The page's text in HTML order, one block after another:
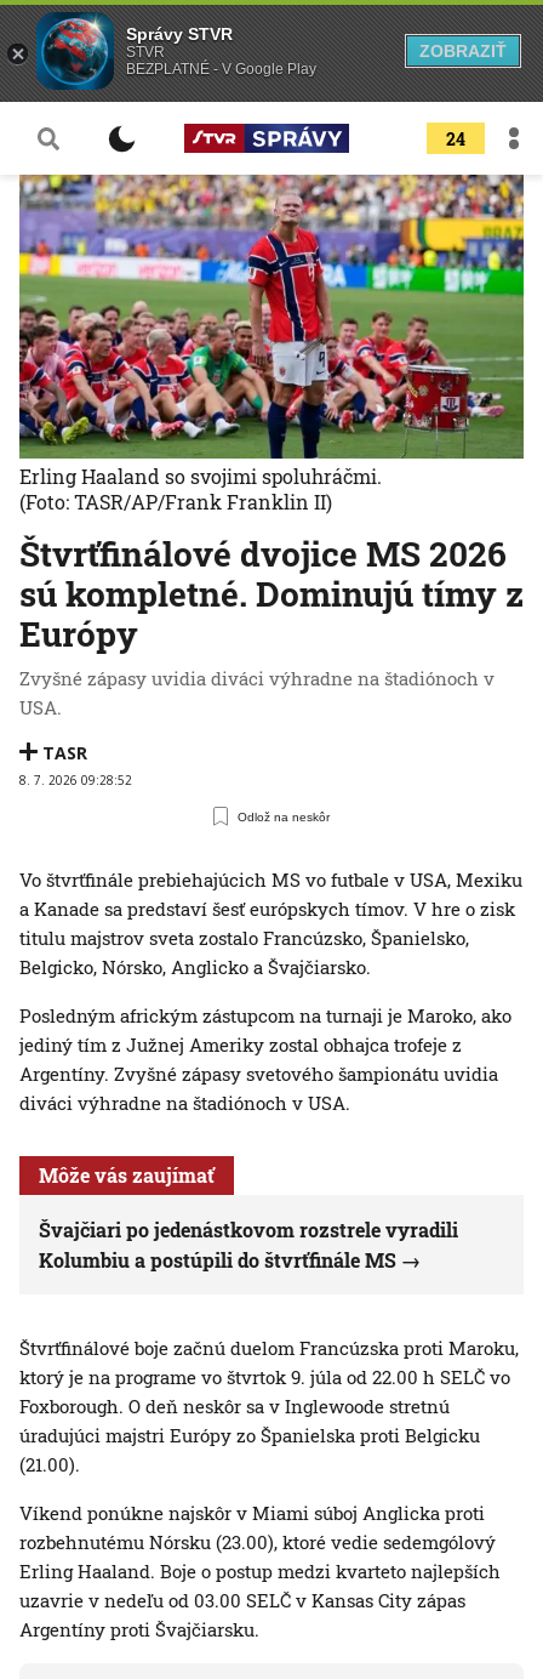
24
Štvrťfinálové dvojice MS 2026
sú kompletné. Dominujú tímy z
Európy
Zvyšné zápasy uvidia diváci výhradne na štadiónoch v
USA.
TASR
8. 7. 2026 09:28:52
Odlož na neskôr
Erling Haaland so svojimi spoluhráčmi.
(Foto: TASR/AP/Frank Franklin II)
Vo štvrťfinále prebiehajúcich MS vo futbale v USA, Mexiku
a Kanade sa predstaví šesť európskych tímov. V hre o zisk
titulu majstrov sveta zostalo Francúzsko, Španielsko,
Belgicko, Nórsko, Anglicko a Švajčiarsko.
Posledným africkým zástupcom na turnaji je Maroko, ako
jediný tím z Južnej Ameriky zostal obhajca trofeje z
Argentíny. Zvyšné zápasy svetového šampionátu uvidia
diváci výhradne na štadiónoch v USA.
Môže vás zaujímať
Švajčiari po jedenástkovom rozstrele vyradili
Kolumbiu a postúpili do štvrťfinále MS
Štvrťfinálové boje začnú duelom Francúzska proti Maroku,
ktorý je na programe vo štvrtok 9. júla od 22.00 h SELČ vo
Foxborough. O deň neskôr sa v Inglewoode stretnú
úradujúci majstri Európy zo Španielska proti Belgicku
(21.00).
Víkend ponúkne najskôr v Miami súboj Anglicka proti
rozbehnutému Nórsku (23.00), ktoré vedie sedemgólový
Erling Haaland. Boje o postup medzi kvarteto najlepších
uzavrie v nedeľu od 03.00 SELČ v Kansas City zápas
Argentíny proti Švajčiarsku.
Správy STVR
STVR
BEZPLATNÉ - V Google Play
ZOBRAZIŤ